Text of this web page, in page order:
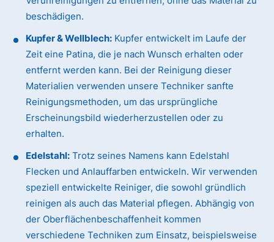
beschädigen.
Kupfer & Wellblech: Kupfer entwickelt im Laufe der
Zeit eine Patina, die je nach Wunsch erhalten oder
entfernt werden kann. Bei der Reinigung dieser
Materialien verwenden unsere Techniker sanfte
Reinigungsmethoden, um das ursprüngliche
Erscheinungsbild wiederherzustellen oder zu
erhalten.
Edelstahl: Trotz seines Namens kann Edelstahl
Flecken und Anlauffarben entwickeln. Wir verwenden
speziell entwickelte Reiniger, die sowohl gründlich
reinigen als auch das Material pflegen. Abhängig von
der Oberflächenbeschaffenheit kommen
verschiedene Techniken zum Einsatz, beispielsweise